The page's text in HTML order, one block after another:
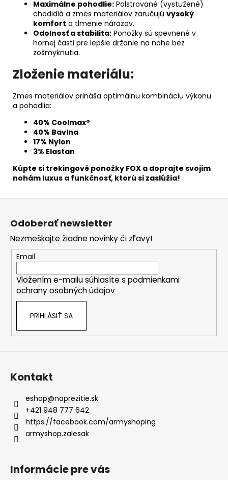
Maximálne pohodlie: Polstrované (vystužené)
chodidlá a zmes materiálov zaručujú vysoký
komfort a tlmenie nárazov.
Odolnosť a stabilita: Ponožky sú spevnené v
hornej časti pre lepšie držanie na nohe bez
zošmyknutia.
Zloženie materiálu:
Zmes materiálov prináša optimálnu kombináciu výkonu
a pohodlia:
40% Coolmax®
40% Bavlna
17% Nylon
3% Elastan
Kúpte si trekingové ponožky FOX a doprajte svojim
nohám luxus a funkčnosť, ktorú si zaslúžia!
Z
Odoberať newsletter
Nezmeškajte žiadne novinky či zľavy!
Email
Vložením e-mailu súhlasíte s podmienkami
ochrany osobných údajov
PRIHLÁSIŤ SA
Kontakt
eshop@naprezitie.sk
+421 948 777 642
https://facebook.com/armyshoping
armyshop.zalesak
Informácie pre vás